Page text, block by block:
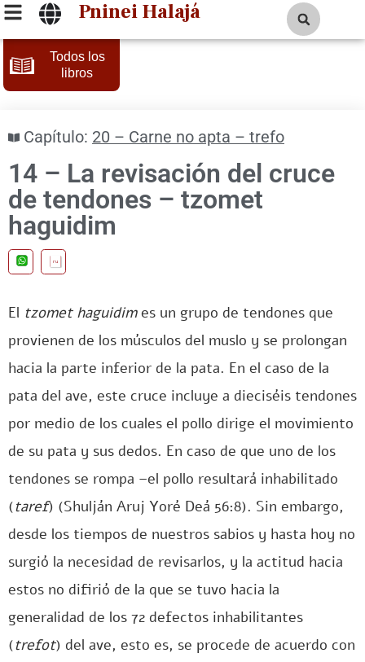
Pninei Halajá
Todos los
libros
Capítulo: 20 – Carne no apta – trefo
14 – La revisación del cruce
de tendones – tzomet
haguidim
ru
El tzomet haguidimes un grupo de tendones que
provienen de los músculos del muslo y se prolongan
hacia la parte inferior de la pata. En el caso de la
pata del ave, este cruce incluye a dieciséis tendones
por medio de los cuales el pollo dirige el movimiento
de su pata y sus dedos. En caso de que uno de los
tendones se rompa –el pollo resultará inhabilitado
(taref) (Shulján Aruj Yoré Deá 56:8). Sin embargo,
desde los tiempos de nuestros sabios y hasta hoy no
surgió la necesidad de revisarlos, y la actitud hacia
estos no difirió de la que se tuvo hacia la
generalidad de los 72 defectos inhabilitantes
(trefot) del ave, esto es, se procede de acuerdo con